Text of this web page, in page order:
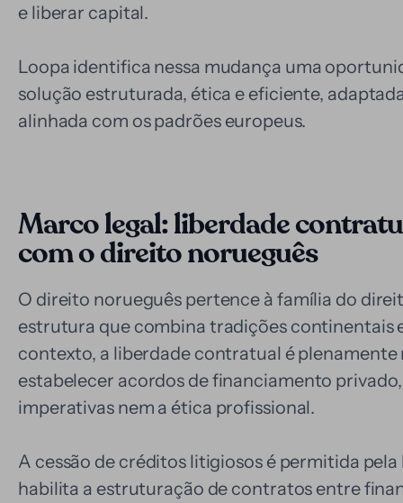
e liberar capital.
Loopa identifica nessa mudança uma
solução estruturada, ética e eficiente,
alinhada com os padrões europeus.
Marco legal: liberdade
com o direito norueguês
O direito norueguês pertence à família do
estrutura que combina tradições continentais
contexto, a liberdade contratual é
estabelecer acordos de financiamento
imperativas nem a ética profissional.
A cessão de créditos litigiosos é permitida
habilita a estruturação de contratos entre